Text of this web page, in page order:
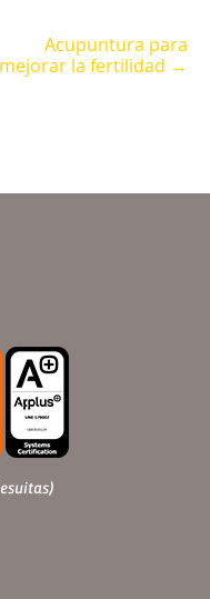
Acupuntura para
mejorar la fertilidad →